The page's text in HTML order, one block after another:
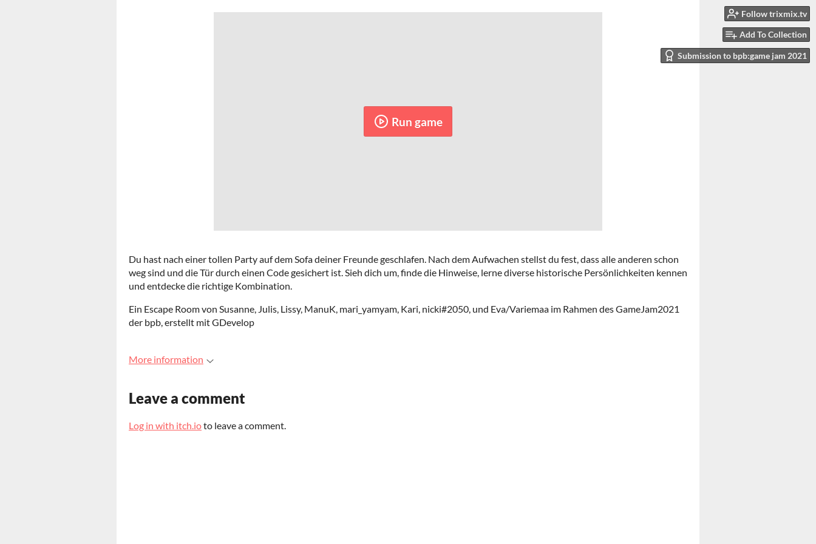
Follow trixmix.tv
Add To Collection
Submission to bpb:game jam 2021
Run game
Du hast nach einer tollen Party auf dem Sofa deiner Freunde geschlafen. Nach dem Aufwachen stellst du fest, dass alle anderen schon
weg sind und die Tür durch einen Code gesichert ist. Sieh dich um, finde die Hinweise, lerne diverse historische Persönlichkeiten kennen
und entdecke die richtige Kombination.
Ein Escape Room von Susanne, Julis, Lissy, ManuK, mari_yamyam, Kari, nicki#2050, und Eva/Variemaa im Rahmen des GameJam2021
der bpb, erstellt mit GDevelop
More information
Leave a comment
Log in with itch.ioto leave a comment.